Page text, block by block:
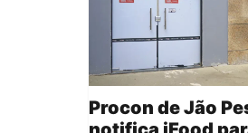
Procon de Jão